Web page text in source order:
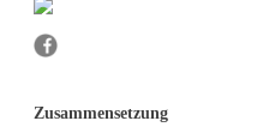
Zusammensetzung